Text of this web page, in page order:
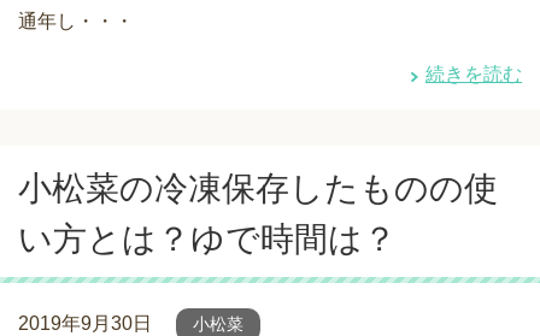
通年し・・・
続きを読む
小松菜の冷凍保存したものの使
い方とは？ゆで時間は？
2019年9月30日 小松菜